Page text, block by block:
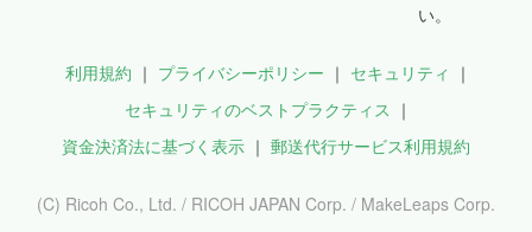
い。
利用規約 プライバシーポリシー
セキュリティ
セキュリティのベストプラクティス
資金決済法に基づく表示
郵送代行サービス利用規約
(C) Ricoh Co., Ltd. / RICOH JAPAN Corp. / MakeLeaps Corp.